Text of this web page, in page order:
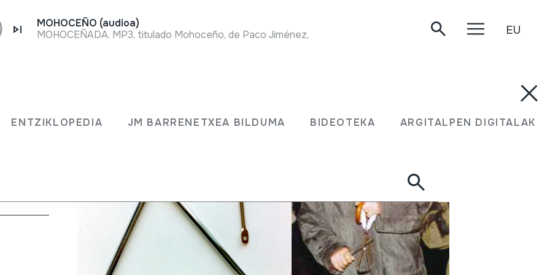
ENTZIKLOPEDIA JM BARRENETXEA BILDUMA BIDEOTEKA ARGITALPEN DIGITALAK
MOHOCEÑO (audioa)
MOHOCEÑADA. MP3, titulado Mohoceño, de Paco Jiménez, CD Expresión Andina. Granada. 1993.
EU